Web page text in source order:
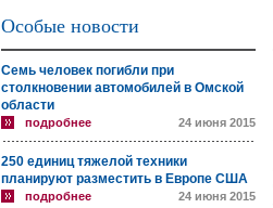
Особые новости
Семь человек погибли при
столкновении автомобилей в Омской
области
подробнее 24 июня 2015
250 единиц тяжелой техники
планируют разместить в Европе США
подробнее 24 июня 2015